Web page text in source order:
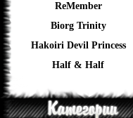
ReMember
Biorg Trinity
Hakoiri Devil Princess
Half & Half